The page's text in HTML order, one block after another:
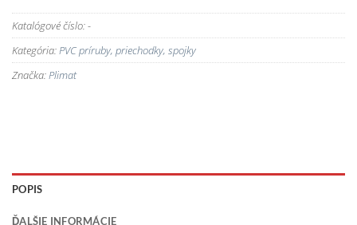
Katalógové číslo:-
Kategória:PVC príruby, priechodky, spojky
Značka:Plimat
POPIS
ĎALŠIE INFORMÁCIE